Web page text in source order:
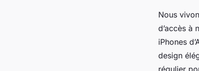
Comment
de santé de la
Nous
d’accès à
iPhones
design
régulier